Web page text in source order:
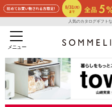
人気のカタログギフト
メニュー